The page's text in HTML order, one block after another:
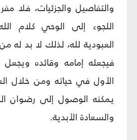
والتفاصيل والجزئيات، فلا
اللجوء إلى الوحي كلام
العبودية لله، لذلك لا بد له
فيجعله إمامه وقائده
الأول في حياته ومن خلال
يمكنه الوصول إلى رضوان
والسعادة الأبدية.